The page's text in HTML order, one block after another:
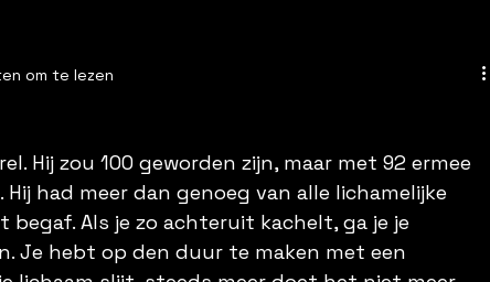
om te lezen
Hij zou 100 geworden zijn, maar met 92 ermee
had meer dan genoeg van alle lichamelijke
Als je zo achteruit kachelt, ga je je
Je hebt op den duur te maken met een